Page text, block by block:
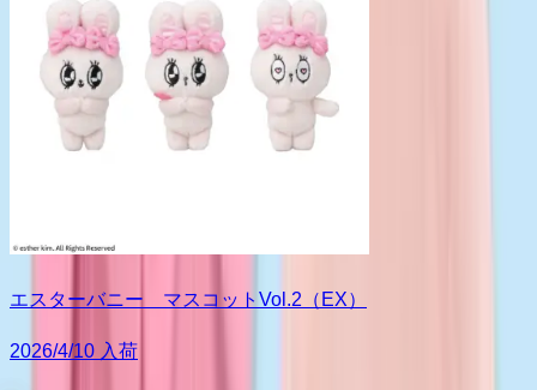
エスターバニー マスコットVol.2（EX）
2026/4/10 入荷